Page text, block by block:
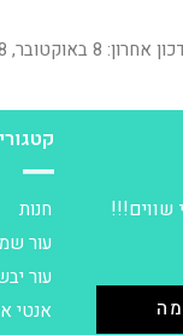
אחרון: 8 באוקטובר, 2018.
שווים!!!
חנות
עור
עור
אנטי